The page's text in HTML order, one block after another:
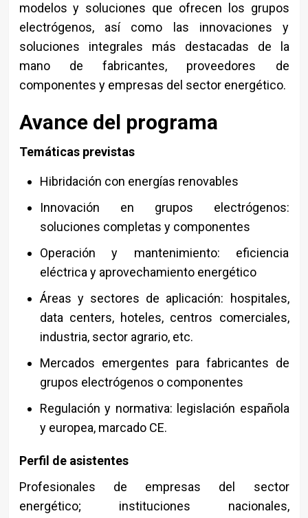
modelos y soluciones que ofrecen los grupos
electrógenos, así como las innovaciones y
soluciones integrales más destacadas de la
mano de fabricantes, proveedores de
componentes y empresas del sector energético.
Avance del programa
Temáticas previstas
Hibridación con energías renovables
Innovación en grupos electrógenos:
soluciones completas y componentes
Operación y mantenimiento: eficiencia
eléctrica y aprovechamiento energético
Áreas y sectores de aplicación: hospitales,
data centers, hoteles, centros comerciales,
industria, sector agrario, etc.
Mercados emergentes para fabricantes de
grupos electrógenos o componentes
Regulación y normativa: legislación española
y europea, marcado CE.
Perfil de asistentes
Profesionales de empresas del sector
energético; instituciones nacionales,